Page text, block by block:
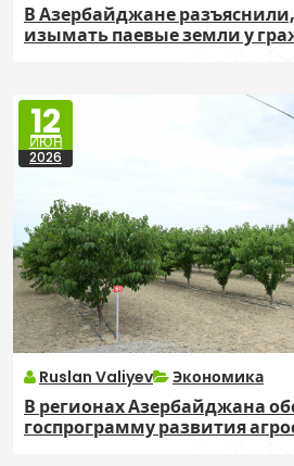
В Азербайджане
изымать паевые земли у
12
ИЮН
2026
Ruslan Valiyev Экономика
В регионах Азербайджана
госпрограмму развития